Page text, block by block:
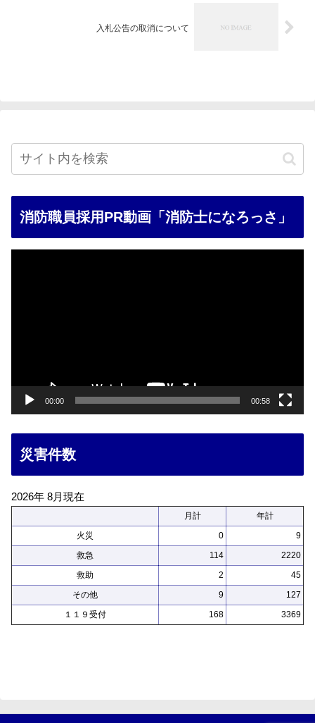
入札公告の取消について
消防職員採用PR動画「消防士になろっさ」
00:00 00:58
災害件数
2026年 8月現在
月計
年計
火災
0
9
救急
114
2220
救助
2
45
その他
9
127
１１９受付
168 3369